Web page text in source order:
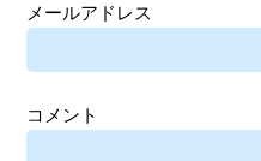
メールアドレス
コメント